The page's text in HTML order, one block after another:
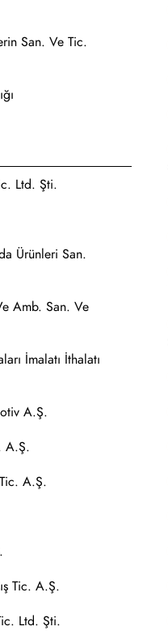
San. Ve Tic.
Ltd. Şti.
Ürünleri San.
Amb. San. Ve
İmalatı İthalatı
A.Ş.
A.Ş.
A.Ş.
Tic. A.Ş.
Ltd. Şti.